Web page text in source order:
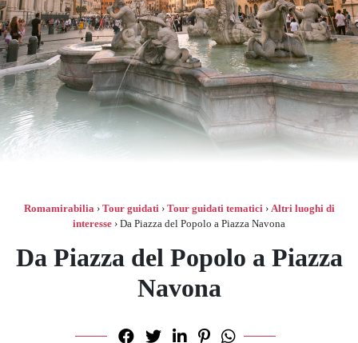
Romamirabilia› Tour guidati› Tour guidati tematici› Altri luoghi di
interesse › Da Piazza del Popolo a Piazza Navona
Da Piazza del Popolo a Piazza
Navona